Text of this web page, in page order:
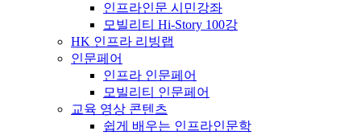
인프라인문 시민강좌
모빌리티 Hi-Story 100강
HK 인프라 리빙랩
인문페어
인프라 인문페어
모빌리티 인문페어
교육 영상 콘텐츠
쉽게 배우는 인프라인문학